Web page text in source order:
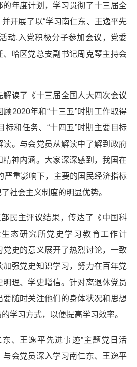
年度计划，学习贯彻了十三届全
开展了以“学习南仁东、王逸平先
动,入党积极分子参加会议，党委
、哈区党总支副书记周克琴主持会
读了《十三届全国人大四次会议
2020年和“十三五”时期工作取得
标和任务、“十四五”时期主要目标
。与会党员从解读中了解到政府
神内涵。大家深深感到，我国在
严重影响下，主要的国民经济指标
社会主义制度的明显优势。
民主评议结果，传达了《中国科
态研究所党史学习教育工作计
史的意义展开了热烈讨论，一致
强党史知识学习，努力在百年党
明理、学史增信。针对离退休党员
随时关注他们的身体状况和思想
学习方式，以便提高学习效率。
、王逸平先进事迹”主题党日活
会党员深入学习南仁东、王逸平